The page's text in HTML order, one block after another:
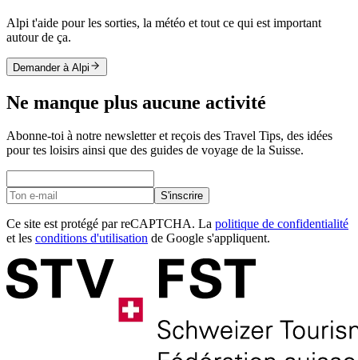
Alpi t'aide pour les sorties, la météo et tout ce qui est important
autour de ça.
Demander à Alpi
Ne manque plus aucune activité
Abonne-toi à notre newsletter et reçois des Travel Tips, des idées
pour tes loisirs ainsi que des guides de voyage de la Suisse.
S'inscrire
Ce site est protégé par reCAPTCHA. La politique de confidentialité
et les conditions d'utilisation de Google s'appliquent.